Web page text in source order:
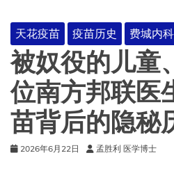
斯
如
何
对
炭
疽
疫
苗
进
天花疫苗 疫苗历史 费城内
被奴役的儿童
位南方邦联医
苗背后的隐秘
2026年6月22日 孟胜利 医学博士